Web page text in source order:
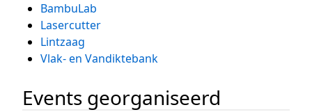
BambuLab
Lasercutter
Lintzaag
Vlak- en Vandiktebank
Events georganiseerd